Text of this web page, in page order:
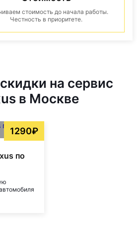
стоимость до начала работы.
Честность в приоритете.
на сервис
в Москве
1290₽
по